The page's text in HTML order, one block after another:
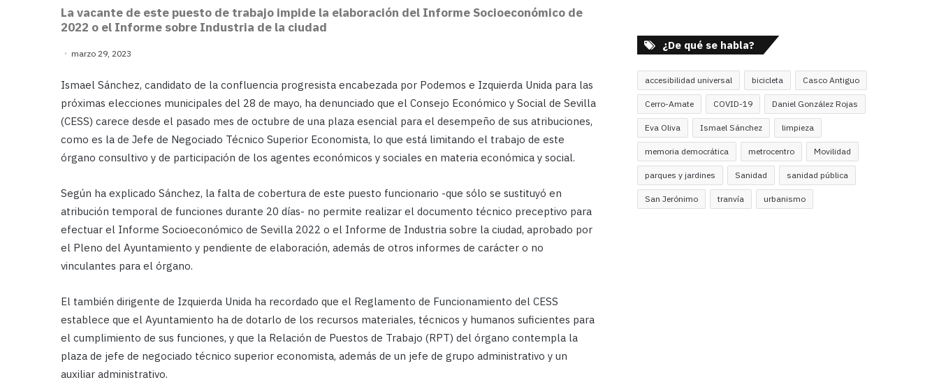
La vacante de este puesto de trabajo impide la elaboración del Informe Socioeconómico de
2022 o el Informe sobre Industria de la ciudad
marzo 29, 2023
Ismael Sánchez, candidato de la confluencia progresista encabezada por Podemos e Izquierda Unida para las
próximas elecciones municipales del 28 de mayo, ha denunciado que el Consejo Económico y Social de Sevilla
(CESS) carece desde el pasado mes de octubre de una plaza esencial para el desempeño de sus atribuciones,
como es la de Jefe de Negociado Técnico Superior Economista, lo que está limitando el trabajo de este
órgano consultivo y de participación de los agentes económicos y sociales en materia económica y social.
Según ha explicado Sánchez, la falta de cobertura de este puesto funcionario -que sólo se sustituyó en
atribución temporal de funciones durante 20 días- no permite realizar el documento técnico preceptivo para
efectuar el Informe Socioeconómico de Sevilla 2022 o el Informe de Industria sobre la ciudad, aprobado por
el Pleno del Ayuntamiento y pendiente de elaboración, además de otros informes de carácter o no
vinculantes para el órgano.
El también dirigente de Izquierda Unida ha recordado que el Reglamento de Funcionamiento del CESS
establece que el Ayuntamiento ha de dotarlo de los recursos materiales, técnicos y humanos suficientes para
el cumplimiento de sus funciones, y que la Relación de Puestos de Trabajo (RPT) del órgano contempla la
plaza de jefe de negociado técnico superior economista, además de un jefe de grupo administrativo y un
auxiliar administrativo.
¿De qué se habla?
accesibilidad universal bicicleta Casco Antiguo
Cerro-Amate COVID-19 Daniel González Rojas
Eva Oliva Ismael Sánchez limpieza
memoria democrática metrocentro Movilidad
parques y jardines Sanidad sanidad pública
San Jerónimo tranvía urbanismo